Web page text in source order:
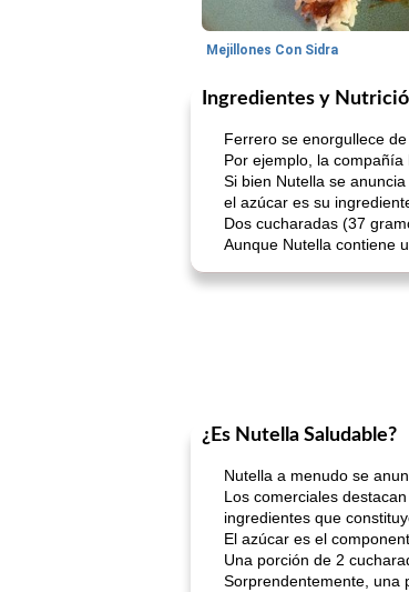
Mejillones Con Sidra
Ingredientes y
Ferrero se enorgullece
Por ejemplo, la
Si bien Nutella se
el azúcar es su
Dos cucharadas (37
Aunque Nutella contiene
¿Es Nutella Saludable?
Nutella a menudo se
Los comerciales
ingredientes que
El azúcar es el
Una porción de 2
Sorprendentemente, una